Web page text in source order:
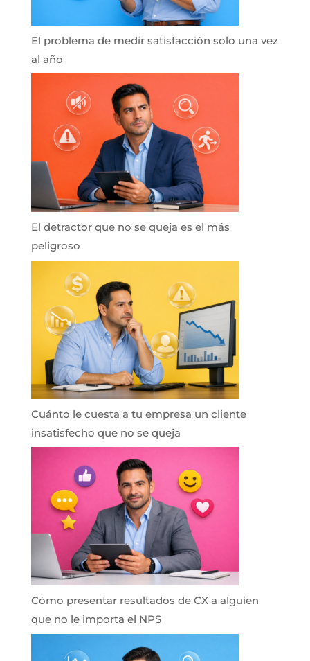
El problema de medir satisfacción solo una vez
al año
El detractor que no se queja es el más
peligroso
Cuánto le cuesta a tu empresa un cliente
insatisfecho que no se queja
Cómo presentar resultados de CX a alguien
que no le importa el NPS